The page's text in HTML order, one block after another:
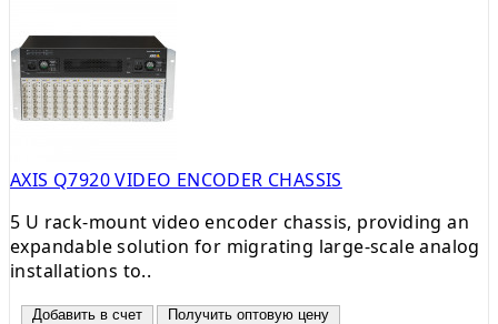
AXIS Q7920 VIDEO ENCODER CHASSIS
5 U rack-mount video encoder chassis, providing an
expandable solution for migrating large-scale analog
installations to..
Добавить в счет Получить оптовую цену